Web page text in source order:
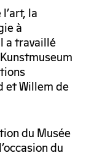
la
à
a travaillé
et Willem de
du Musée
du